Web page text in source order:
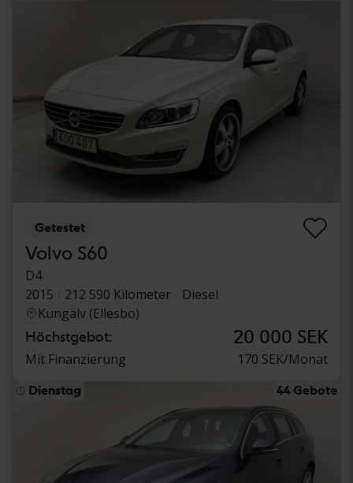
Getestet
Volvo S60
D4
2015
212 590 Kilometer
Diesel
Kungälv (Ellesbo)
Höchstgebot: 20 000 SEK
Mit Finanzierung 170 SEK/Monat
Dienstag 44 Gebote